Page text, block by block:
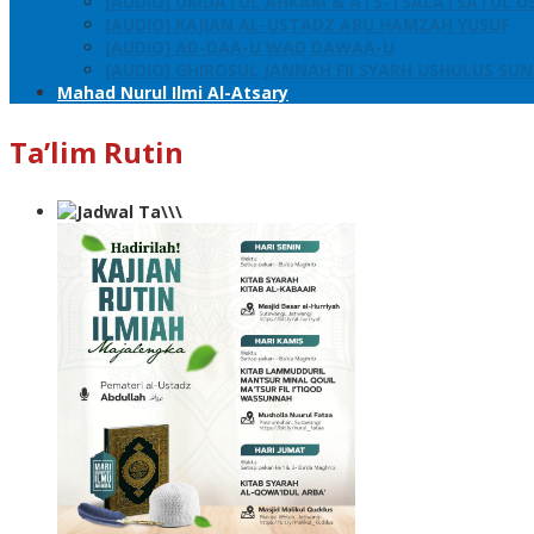
[AUDIO] KAJIAN AL-USTADZ ABU HAMZAH YUSUF
[AUDIO] AD-DAA-U WAD DAWAA-U
[AUDIO] GHIROSUL JANNAH FII SYARH USHULUS
Mahad Nurul Ilmi Al-Atsary
Ta’lim Rutin